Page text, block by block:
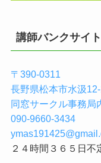
講師バンクサイ
〒390-0311
長野県松本市水汲
同窓サークル事務局
090-9660-3434
２４時間３６５日不